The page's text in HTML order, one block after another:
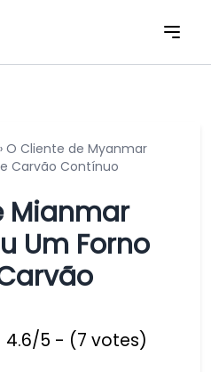
O Cliente de Myanmar
Carvão Contínuo
Mianmar
Um Forno
4.6/5 - (7 votes)